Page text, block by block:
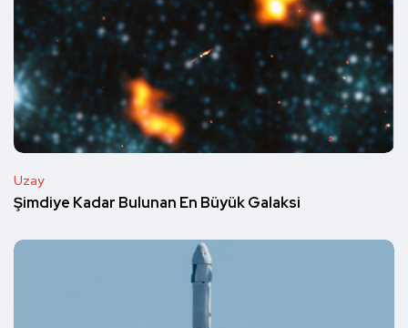
Uzay
Şimdiye Kadar Bulunan En Büyük Galaksi